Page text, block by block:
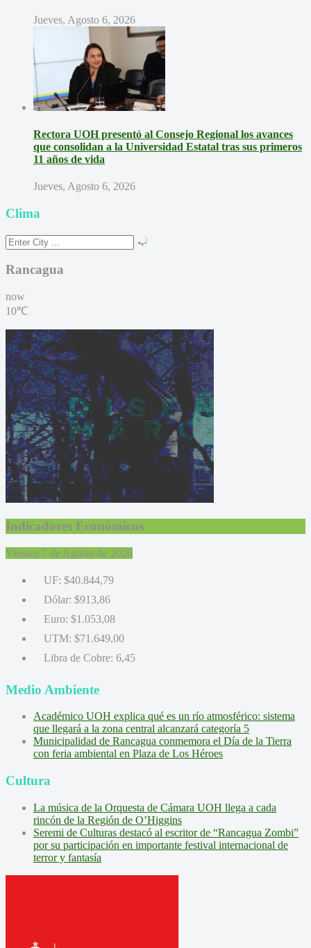
Jueves, Agosto 6, 2026
Rectora UOH presentó al Consejo Regional los avances
que consolidan a la Universidad Estatal tras sus primeros
11 años de vida
Jueves, Agosto 6, 2026
Clima
Rancagua
now
10℃
Indicadores Económicos
Viernes 7 de Agosto de 2026
UF: $40.844,79
Dólar: $913,86
Euro: $1.053,08
UTM: $71.649,00
Libra de Cobre: 6,45
Medio Ambiente
Académico UOH explica qué es un río atmosférico: sistema
que llegará a la zona central alcanzará categoría 5
Municipalidad de Rancagua conmemora el Día de la Tierra
con feria ambiental en Plaza de Los Héroes
Cultura
La música de la Orquesta de Cámara UOH llega a cada
rincón de la Región de O’Higgins
Seremi de Culturas destacó al escritor de “Rancagua Zombi”
por su participación en importante festival internacional de
terror y fantasía